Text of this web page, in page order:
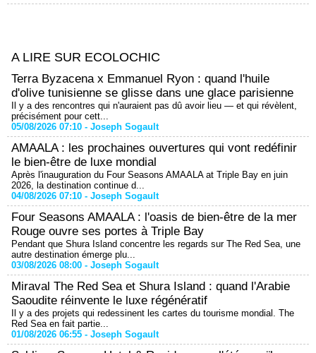
A LIRE SUR ECOLOCHIC
Terra Byzacena x Emmanuel Ryon : quand l'huile
d'olive tunisienne se glisse dans une glace parisienne
Il y a des rencontres qui n'auraient pas dû avoir lieu — et qui révèlent,
précisément pour cett...
05/08/2026 07:10 - Joseph Sogault
AMAALA : les prochaines ouvertures qui vont redéfinir
le bien-être de luxe mondial
Après l'inauguration du Four Seasons AMAALA at Triple Bay en juin
2026, la destination continue d...
04/08/2026 07:10 - Joseph Sogault
Four Seasons AMAALA : l'oasis de bien-être de la mer
Rouge ouvre ses portes à Triple Bay
Pendant que Shura Island concentre les regards sur The Red Sea, une
autre destination émerge plu...
03/08/2026 08:00 - Joseph Sogault
Miraval The Red Sea et Shura Island : quand l'Arabie
Saoudite réinvente le luxe régénératif
Il y a des projets qui redessinent les cartes du tourisme mondial. The
Red Sea en fait partie...
01/08/2026 06:55 - Joseph Sogault